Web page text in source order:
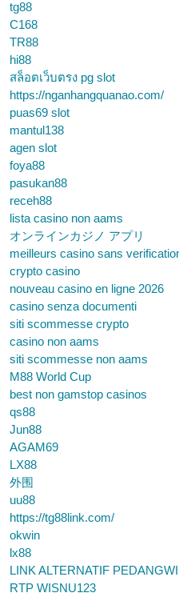
tg88
C168
TR88
hi88
สล็อตเว็บตรง pg slot
https://nganhangquanao.com/
puas69 slot
mantul138
agen slot
foya88
pasukan88
receh88
lista casino non aams
オンラインカジノ アプリ
meilleurs casino sans
crypto casino
nouveau casino en ligne 2026
casino senza documenti
siti scommesse crypto
casino non aams
siti scommesse non aams
M88 World Cup
best non gamstop casinos
qs88
Jun88
AGAM69
LX88
外围
uu88
https://tg88link.com/
okwin
lx88
LINK ALTERNATIF
RTP WISNU123